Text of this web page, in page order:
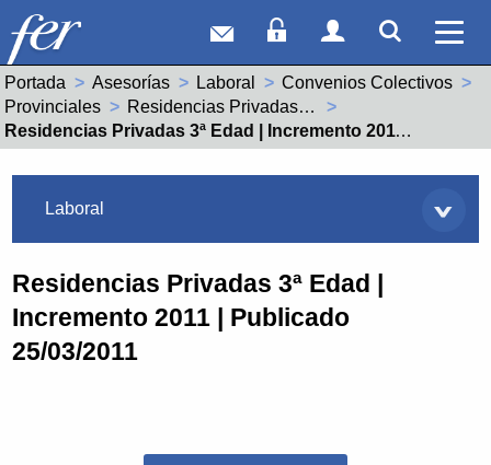
Correo webAcceso Socios
Acceso
Ver
Portada Asesorías Laboral
Convenios Colectivos
Provinciales
Residencias Privadas 3ª Edad (26001285012005)
Actual:
Residencias Privadas 3ª Edad | Incremento 2011 | Publicado 25/03/2011
Laboral
Residencias Privadas 3ª Edad |
Incremento 2011 | Publicado
25/03/2011